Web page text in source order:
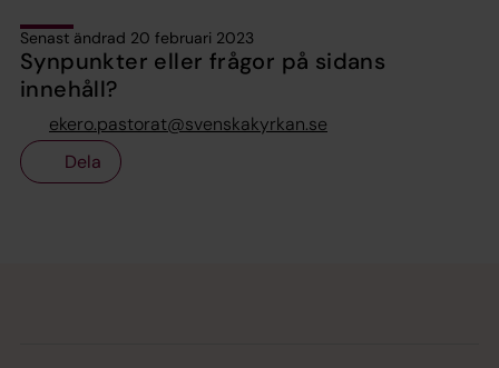
Senast ändrad 20 februari 2023
Synpunkter eller frågor på sidans
innehåll?
ekero.pastorat@svenskakyrkan.se
Dela